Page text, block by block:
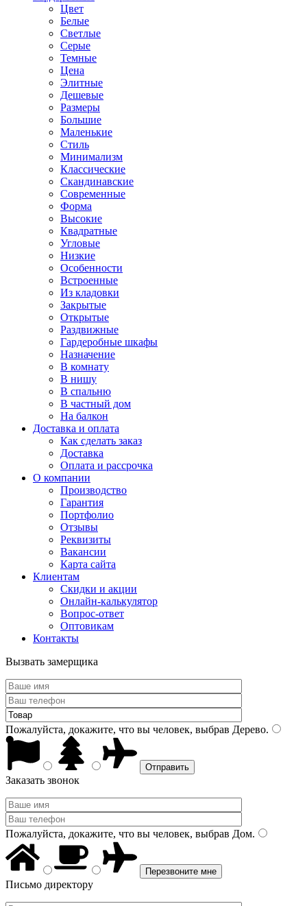
Цвет
Белые
Светлые
Серые
Темные
Цена
Элитные
Дешевые
Размеры
Большие
Маленькие
Стиль
Минимализм
Классические
Скандинавские
Современные
Форма
Высокие
Квадратные
Угловые
Низкие
Особенности
Встроенные
Из кладовки
Закрытые
Открытые
Раздвижные
Гардеробные шкафы
Назначение
В комнату
В нишу
В спальню
В частный дом
На балкон
Доставка и оплата
Как сделать заказ
Доставка
Оплата и рассрочка
О компании
Производство
Гарантия
Портфолио
Отзывы
Реквизиты
Вакансии
Карта сайта
Клиентам
Скидки и акции
Онлайн-калькулятор
Вопрос-ответ
Оптовикам
Контакты
Вызвать замерщика
Пожалуйста, докажите, что вы человек, выбрав Дерево.
Заказать звонок
Пожалуйста, докажите, что вы человек, выбрав Дом.
Письмо директору